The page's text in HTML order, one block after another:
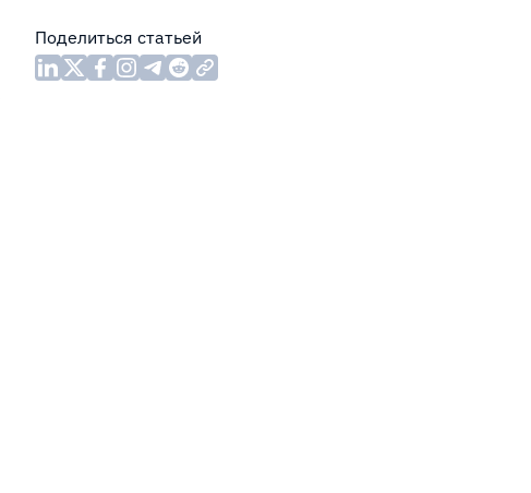
Поделиться статьей